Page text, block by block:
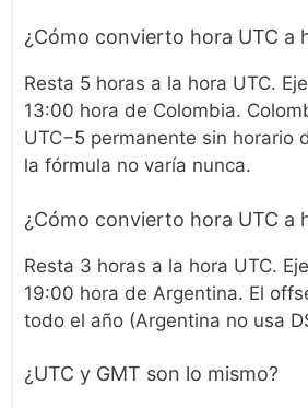
¿Cómo convierto hora UTC a
Resta 5 horas a la hora UTC.
13:00 hora de Colombia.
UTC−5 permanente sin horario
la fórmula no varía nunca.
¿Cómo convierto hora UTC a
Resta 3 horas a la hora UTC.
19:00 hora de Argentina. El
todo el año (Argentina no usa
¿UTC y GMT son lo mismo?